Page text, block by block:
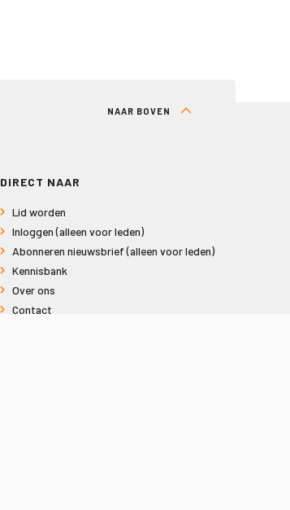
NAAR BOVEN
DIRECT NAAR
Lid worden
Inloggen (alleen voor leden)
Abonneren nieuwsbrief (alleen voor leden)
Kennisbank
Over ons
Contact